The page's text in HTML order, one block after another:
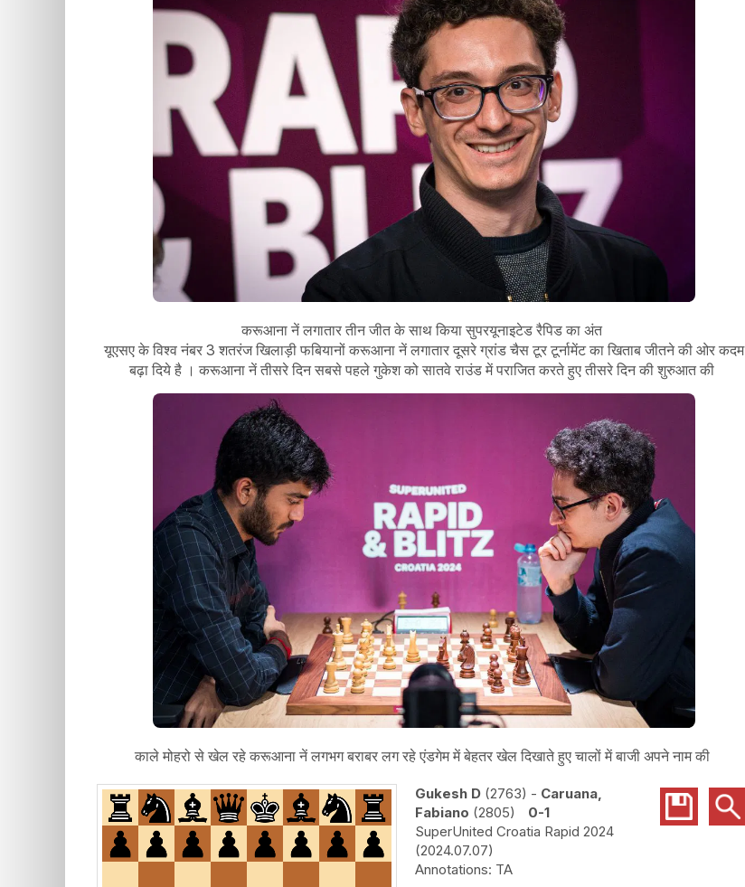
करूआना नें लगातार तीन जीत के साथ किया सुपरयूनाइटेड रैपिड का अंत
यूएसए के विश्व नंबर 3 शतरंज खिलाड़ी फबियानों करूआना नें लगातार दूसरे ग्रांड चैस टूर टूर्नामेंट का खिताब जीतने की ओर कदम
बढ़ा दिये है । करूआना नें तीसरे दिन सबसे पहले गुकेश को सातवे राउंड में पराजित करते हुए तीसरे दिन की शुरुआत की
काले मोहरो से खेल रहे करूआना नें लगभग बराबर लग रहे एंडगेम में बेहतर खेल दिखाते हुए चालों में बाजी अपने नाम की
Gukesh D 2763 - Caruana,
Fabiano 2805
0-1
SuperUnited Croatia Rapid 2024
2024.07.07
TA